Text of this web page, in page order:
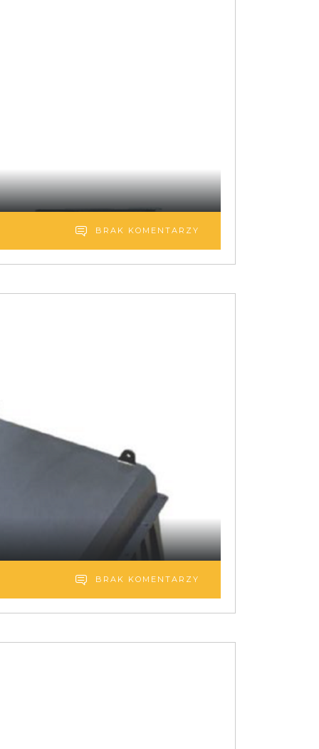
BRAK KOMENTARZY
BRAK KOMENTARZY